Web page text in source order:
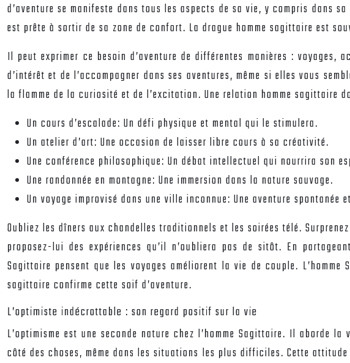
d’aventure se manifeste dans tous les aspects de sa vie, y compris dans
est prête à sortir de sa zone de confort. La drague homme sagittaire est
Il peut exprimer ce besoin d’aventure de différentes manières :
d’intérêt et de l’accompagner dans ses aventures, même si elles vous
la flamme de la curiosité et de l’excitation. Une relation homme sagittaire
Un cours d’escalade: Un défi physique et mental qui le stimulera.
Un atelier d’art: Une occasion de laisser libre cours à sa créativité.
Une conférence philosophique: Un débat intellectuel qui nourrira son
Une randonnée en montagne: Une immersion dans la nature sauvage.
Un voyage improvisé dans une ville inconnue: Une aventure spontanée
Oubliez les dîners aux chandelles traditionnels et les soirées télé.
proposez-lui des expériences qu’il n’oubliera pas de sitôt. En
Sagittaire pensent que les voyages améliorent la vie de couple.
sagittaire confirme cette soif d’aventure.
L’optimiste indécrottable : son regard positif sur la vie
L’optimisme est une seconde nature chez l’homme Sagittaire. Il aborde
côté des choses, même dans les situations les plus difficiles. Cette